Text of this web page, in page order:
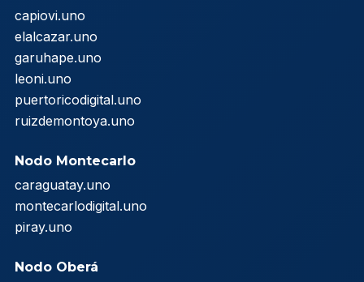
capiovi.uno
elalcazar.uno
garuhape.uno
leoni.uno
puertoricodigital.uno
ruizdemontoya.uno
Nodo Montecarlo
caraguatay.uno
montecarlodigital.uno
piray.uno
Nodo Oberá